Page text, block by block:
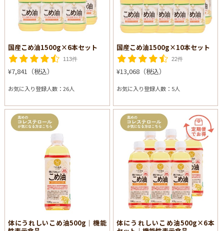
国産こめ油1500g×6本セット
113件
¥7,841（税込）
お気に入り登録人数：26人
国産こめ油1500g×10本セット
22件
¥13,068（税込）
お気に入り登録人数：5人
体にうれしいこめ油500g│機能
体にうれしいこめ油500g×6本